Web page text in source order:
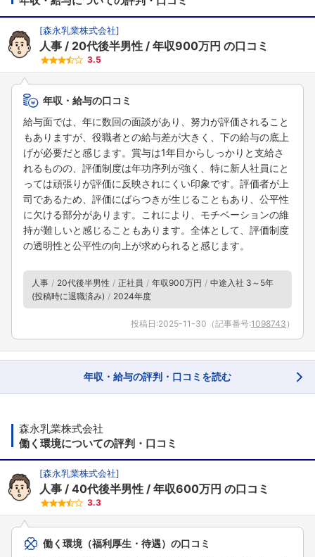
[森永乳業株式会社]
人事 20代後半男性 年収900万円 の口コミ
3.5
年収・給与の口コミ
給与面では、年に数回の面談があり、努力が評価されること
もありますが、役職者との給与差が大きく、下の給与の底上
げが必要だと感じます。賞与は1年目からしっかりと支給さ
れるものの、評価制度は年功序列が強く、特に新人社員にと
っては頑張りが評価に反映されにくい印象です。評価者が上
司であるため、評価にばらつきが生じることもあり、公平性
に欠ける部分があります。これにより、モチベーションの維
持が難しいと感じることもあります。全体として、評価制度
の透明性と公平性の向上が求められると感じます。
人事 20代後半男性 正社員 年収900万円
中途入社 3～5年
(投稿時に退職済み)
2024年度
投稿日:2025-11-30 （記事番号:1098743 ）
年収・給与の評判・口コミを読む
森永乳業株式会社
働く環境についての評判・口コミ
[森永乳業株式会社]
人事 40代後半男性 年収600万円 の口コミ
3.3
働く環境（福利厚生・待遇）の口コミ